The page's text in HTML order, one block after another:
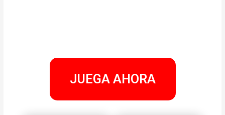
JUEGA AHORA